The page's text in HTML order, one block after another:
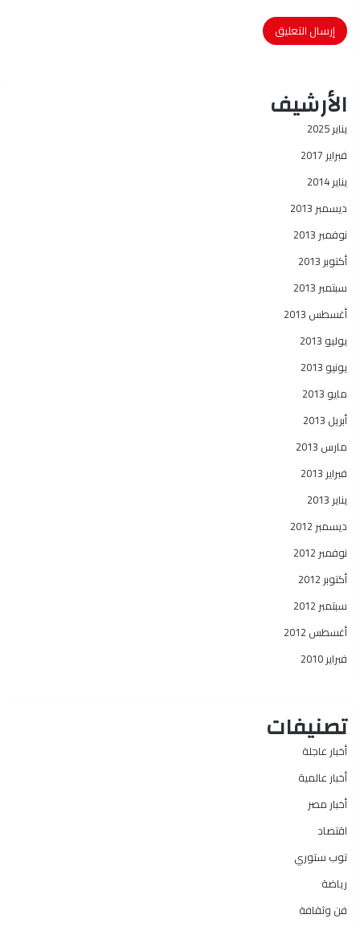
الأرشيف
يناير 2025
فبراير 2017
يناير 2014
ديسمبر 2013
نوفمبر 2013
أكتوبر 2013
سبتمبر 2013
أغسطس 2013
يوليو 2013
يونيو 2013
مايو 2013
أبريل 2013
مارس 2013
فبراير 2013
يناير 2013
ديسمبر 2012
نوفمبر 2012
أكتوبر 2012
سبتمبر 2012
أغسطس 2012
فبراير 2010
تصنيفات
أخبار عاجلة
أخبار عالمية
أخبار مصر
اقتصاد
توب ستوري
رياضة
فن وثقافة